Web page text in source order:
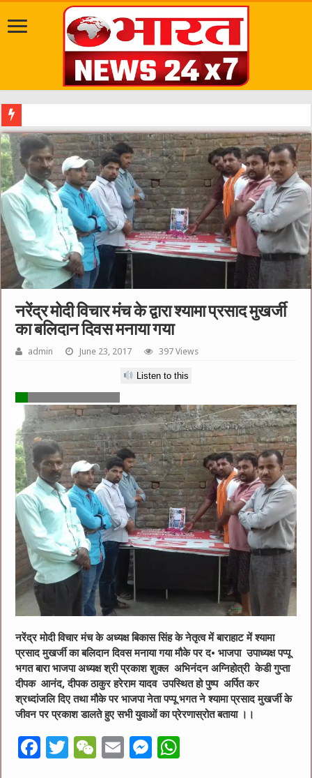
नरेंद्र मोदी विचार मंच के द्वारा श्यामा प्रसाद मुखर्जी
का बलिदान दिवस मनाया गया
admin June 23, 2017 397 Views
Listen to this
​नरेंद्र मोदी विचार मंच के अध्यक्ष बिकास सिंह के नेतृत्व में बाराहाट में श्यामा
प्रसाद मुखर्जी का बलिदान दिवस मनाया गया मौके पर द• भाजपा उपाध्यक्ष पप्पू
भगत बारा भाजपा अध्यक्ष श्री प्रकाश शुक्ल अभिनंदन अग्निहोत्री केडी गुप्ता
दीपक आनंद, दीपक ठाकुर हरेराम यादव उपस्थित हो पुष्प अर्पित कर
श्रध्दांजलि दिए तथा मौके पर भाजपा नेता पप्पू भगत ने श्यामा प्रसाद मुखर्जी के
जीवन पर प्रकाश डालते हुए सभी युवाओं का प्रेरणास्रोत बताया ।।
F
T
W E
M